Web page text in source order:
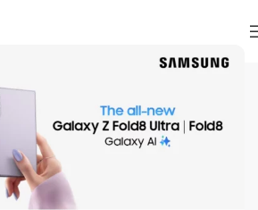
ARTIKEL
dari Samsung:
Terbaru dan